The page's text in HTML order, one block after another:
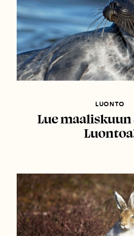
LUONTO
Lue maaliskuun